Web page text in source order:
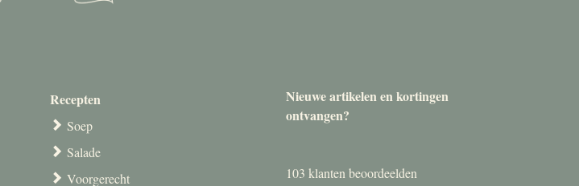
Recepten
Soep
Salade
Voorgerecht
Nieuwe artikelen en kortingen
ontvangen?
103 klanten beoordeelden